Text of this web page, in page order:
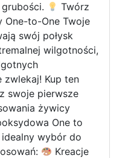
Twórz
One-to-One Twoje
swój połysk
wilgotności,
zwlekaj! Kup ten
swoje pierwsze
żywicy
One to
idealny wybór do
Kreacje